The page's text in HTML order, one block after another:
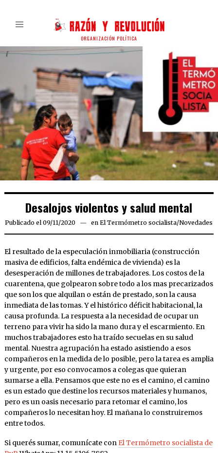
ORGANIZACIÓN POLÍTICA
Desalojos violentos y salud mental
Publicado el 09/11/2020 09/11/2020
en El Termómetro socialista/Novedades
El resultado de la especulación inmobiliaria (construcción
masiva de edificios, falta endémica de vivienda) es la
desesperación de millones de trabajadores. Los costos de la
cuarentena, que golpearon sobre todo a los mas precarizados
que son los que alquilan o están de prestado, son la causa
inmediata de las tomas. Y el histórico déficit habitacional, la
causa profunda. La respuesta a la necesidad de ocupar un
terreno para vivir ha sido la mano dura y el escarmiento. En
muchos trabajadores esto ha traído secuelas en su salud
mental. Nuestra agrupación ha estado asistiendo a esos
compañeros en la medida de lo posible, pero la tarea es amplia
y urgente, por eso convocamos a colegas que quieran
sumarse a ella. Pensamos que este no es el camino, el camino
es un estado que destine los recursos materiales y humanos,
pero es un oasis necesario para retomar el camino, los
compañeros lo necesitan hoy. El mañana lo construiremos
entre todos.
Si querés sumar, comunícate con El Termómetro socialista de